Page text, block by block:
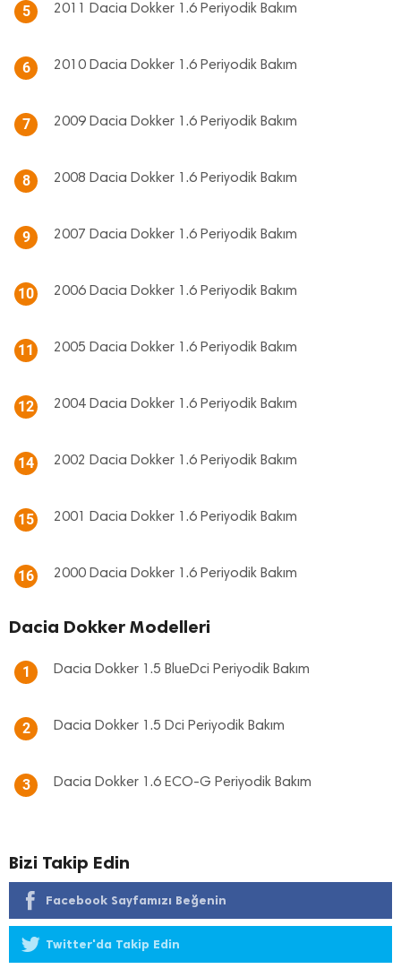
5 2011 Dacia Dokker 1.6 Periyodik Bakım
6 2010 Dacia Dokker 1.6 Periyodik Bakım
7 2009 Dacia Dokker 1.6 Periyodik Bakım
8 2008 Dacia Dokker 1.6 Periyodik Bakım
9 2007 Dacia Dokker 1.6 Periyodik Bakım
10 2006 Dacia Dokker 1.6 Periyodik Bakım
11 2005 Dacia Dokker 1.6 Periyodik Bakım
12 2004 Dacia Dokker 1.6 Periyodik Bakım
14 2002 Dacia Dokker 1.6 Periyodik Bakım
15 2001 Dacia Dokker 1.6 Periyodik Bakım
16 2000 Dacia Dokker 1.6 Periyodik Bakım
Dacia Dokker Modelleri
1 Dacia Dokker 1.5 BlueDci Periyodik Bakım
2 Dacia Dokker 1.5 Dci Periyodik Bakım
3 Dacia Dokker 1.6 ECO-G Periyodik Bakım
Bizi Takip Edin
Facebook Sayfamızı Beğenin
Twitter'da Takip Edin